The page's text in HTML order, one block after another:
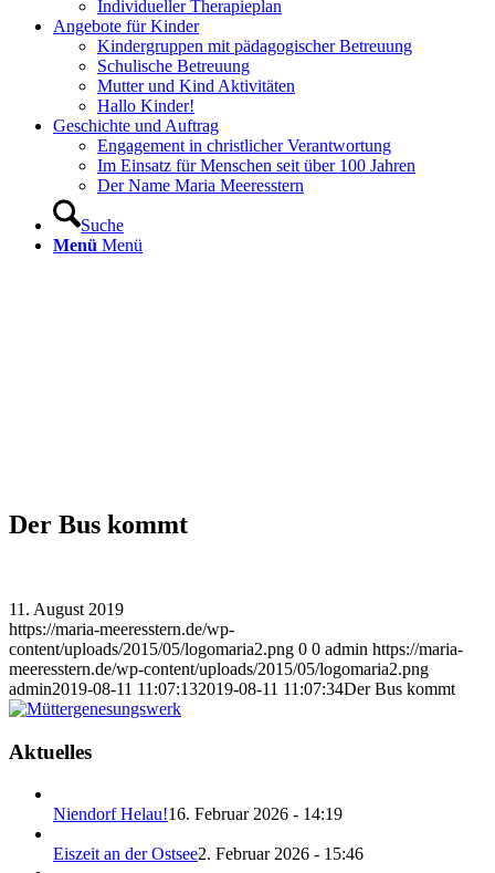
Individueller Therapieplan
Angebote für Kinder
Kindergruppen mit pädagogischer Betreuung
Schulische Betreuung
Mutter und Kind Aktivitäten
Hallo Kinder!
Geschichte und Auftrag
Engagement in christlicher Verantwortung
Im Einsatz für Menschen seit über 100 Jahren
Der Name Maria Meeresstern
Suche
Menü Menü
Der Bus kommt
11. August 2019
https://maria-meeresstern.de/wp-
content/uploads/2015/05/logomaria2.png 0 0 admin https://maria-
meeresstern.de/wp-content/uploads/2015/05/logomaria2.png
admin2019-08-11 11:07:132019-08-11 11:07:34Der Bus kommt
Aktuelles
Niendorf Helau!16. Februar 2026 - 14:19
Eiszeit an der Ostsee2. Februar 2026 - 15:46